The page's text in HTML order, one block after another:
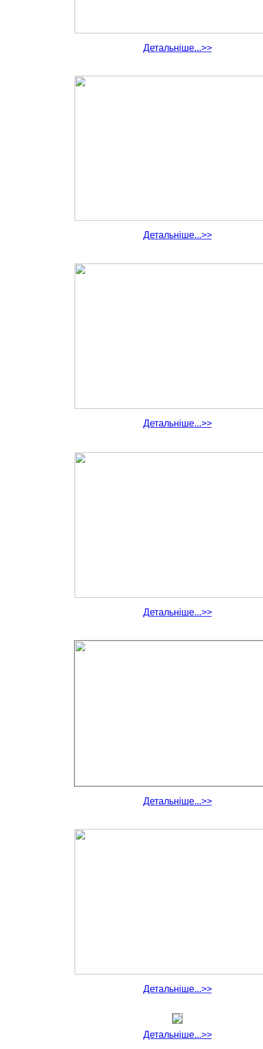
Детальніше...>>
Детальніше...>>
Детальніше...>>
Детальніше...>>
Детальніше...>>
Детальніше...>>
Детальніше...>>